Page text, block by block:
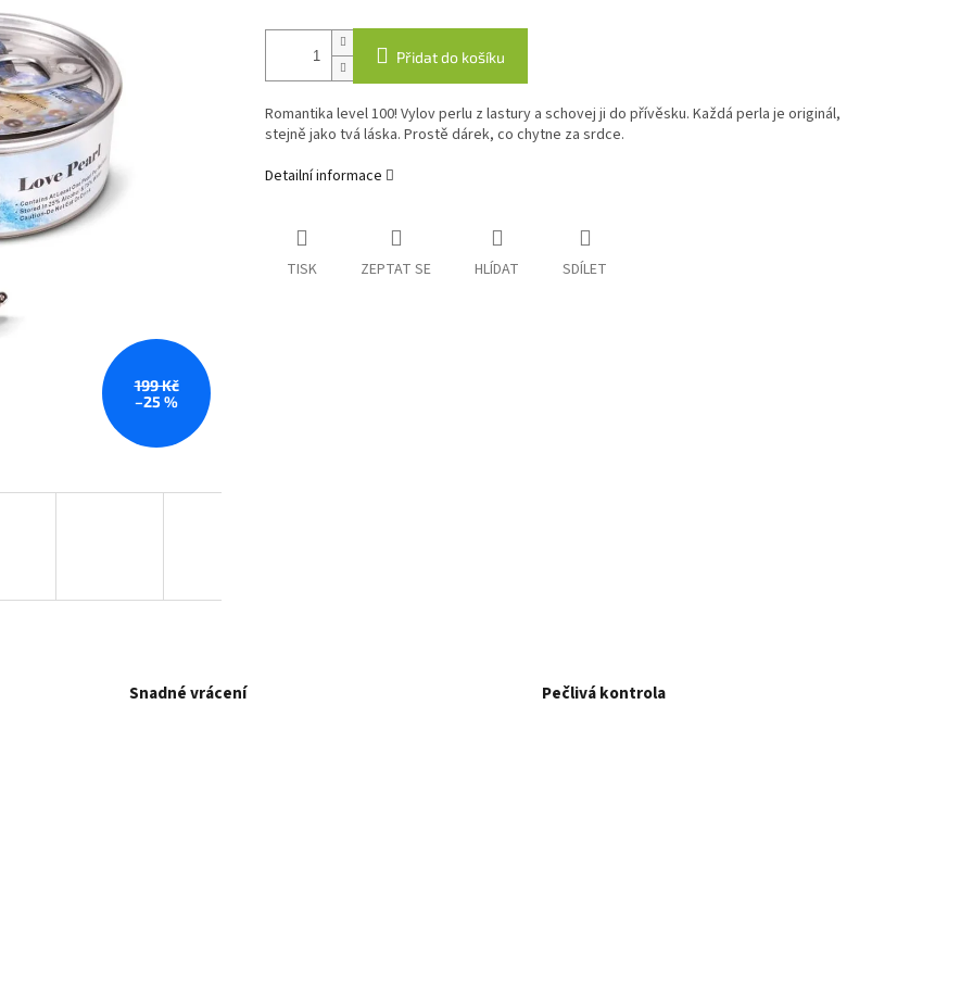
199 Kč
–25 %
Přidat do košíku
Romantika level 100! Vylov perlu z lastury a schovej ji do přívěsku. Každá perla je originál,
stejně jako tvá láska. Prostě dárek, co chytne za srdce.
Detailní informace
TISK ZEPTAT SE HLÍDAT SDÍLET
Snadné vrácení Pečlivá kontrola